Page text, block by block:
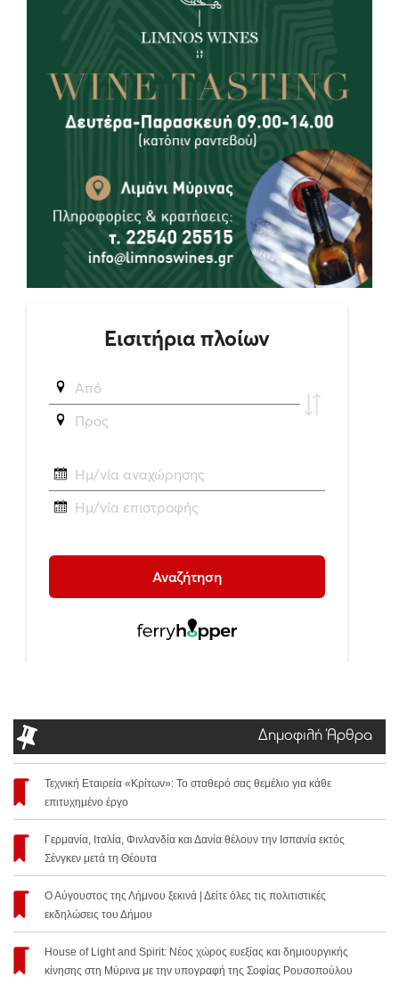
Δημοφιλή Άρθρα
Τεχνική Εταιρεία «Κρίτων»: Το σταθερό σας θεμέλιο για κάθε
επιτυχημένο έργο
Γερμανία, Ιταλία, Φινλανδία και Δανία θέλουν την Ισπανία εκτός
Σένγκεν μετά τη Θέουτα
Ο Αύγουστος της Λήμνου ξεκινά | Δείτε όλες τις πολιτιστικές
εκδηλώσεις του Δήμου
House of Light and Spirit: Νέος χώρος ευεξίας και δημιουργικής
κίνησης στη Μύρινα με την υπογραφή της Σοφίας Ρουσοπούλου